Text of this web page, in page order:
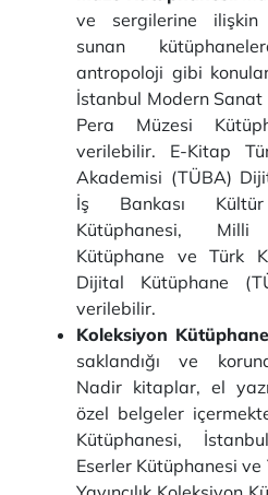
ve sergilerine ilişkin
sunan
antropoloji gibi
İstanbul Modern
Pera Müzesi
verilebilir. E-Kitap
Akademisi (TÜBA)
İş Bankası Kültür
Kütüphanesi,
Kütüphane ve Türk
Dijital Kütüphane
verilebilir.
Koleksiyon
saklandığı ve
Nadir kitaplar, el
özel belgeler
Kütüphanesi,
Eserler Kütüphanesi